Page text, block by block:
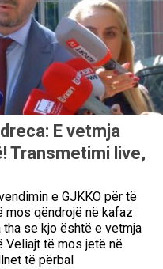
E vetmja
Transmetimi live,
e GJKKO për të
mos qëndrojë në kafaz
se kjo është e vetmja
Veliajt të mos jetë në
të përbal